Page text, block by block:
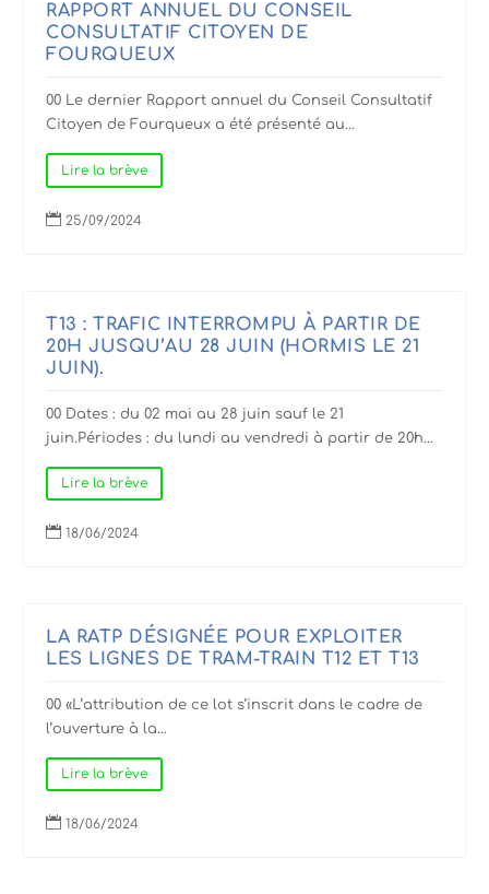
RAPPORT ANNUEL DU CONSEIL
CONSULTATIF CITOYEN DE
FOURQUEUX
00 Le dernier Rapport annuel du Conseil Consultatif
Citoyen de Fourqueux a été présenté au...
Lire la brève
 25/09/2024
T13 : TRAFIC INTERROMPU À PARTIR DE
20H JUSQU’AU 28 JUIN (HORMIS LE 21
JUIN).
00 Dates : du 02 mai au 28 juin sauf le 21
juin.Périodes : du lundi au vendredi à partir de 20h...
Lire la brève
 18/06/2024
LA RATP DÉSIGNÉE POUR EXPLOITER
LES LIGNES DE TRAM-TRAIN T12 ET T13
00 «L’attribution de ce lot s’inscrit dans le cadre de
l’ouverture à la...
Lire la brève
 18/06/2024